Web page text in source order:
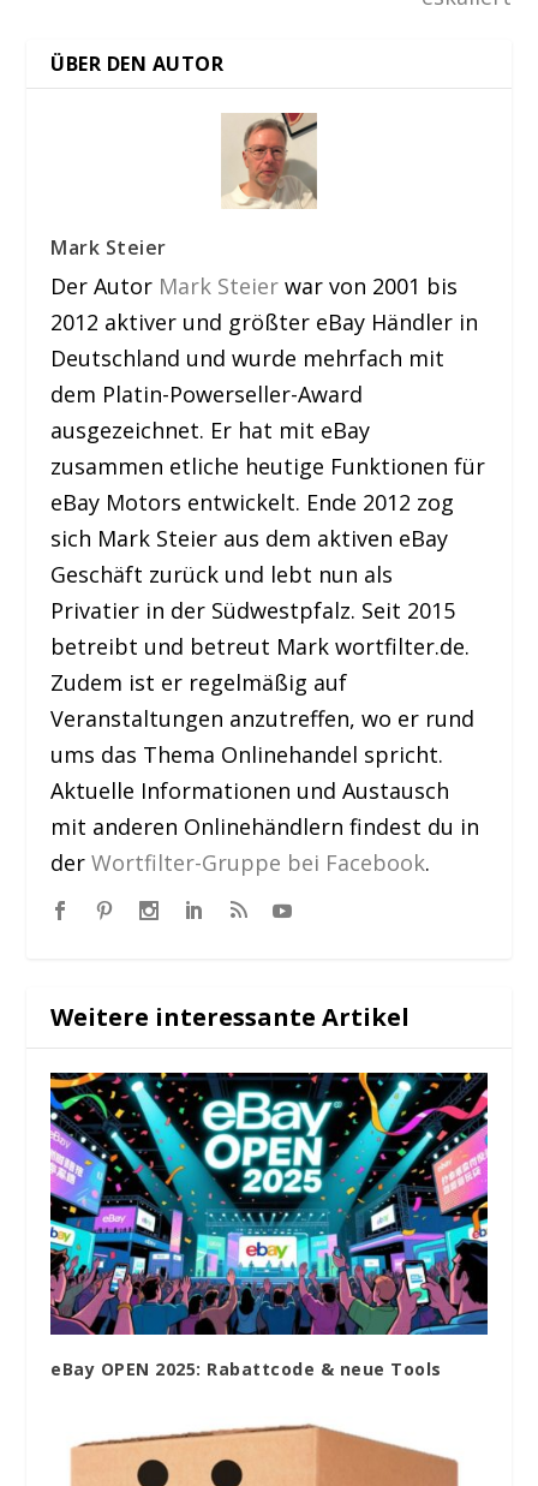
ÜBER DEN AUTOR
Mark Steier
Der Autor Mark Steier war von 2001 bis
2012 aktiver und größter eBay Händler in
Deutschland und wurde mehrfach mit
dem Platin-Powerseller-Award
ausgezeichnet. Er hat mit eBay
zusammen etliche heutige Funktionen für
eBay Motors entwickelt. Ende 2012 zog
sich Mark Steier aus dem aktiven eBay
Geschäft zurück und lebt nun als
Privatier in der Südwestpfalz. Seit 2015
betreibt und betreut Mark wortfilter.de.
Zudem ist er regelmäßig auf
Veranstaltungen anzutreffen, wo er rund
ums das Thema Onlinehandel spricht.
Aktuelle Informationen und Austausch
mit anderen Onlinehändlern findest du in
derWortfilter-Gruppe bei Facebook.
Weitere interessante Artikel
eBay OPEN 2025: Rabattcode & neue Tools